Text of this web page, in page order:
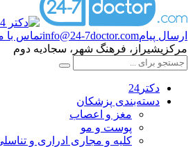
ارسال پیامinfo@24-7doctor.comتماس با
مرکزیشیراز، فرهنگ شهر، سجادیه دوم
دکتر24
دسته‌بندی پزشکان
مغز و اعصاب
پوست و مو
کلیه و مجاری ادراری و